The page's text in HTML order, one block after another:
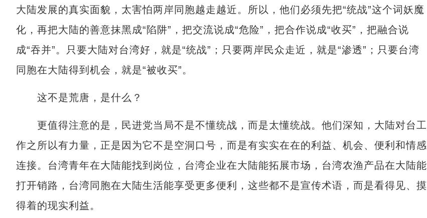
大陆发展的真实面貌，太害怕两岸同胞越走越近。所以，他们必须先把“统战”这个词妖魔
化，再把大陆的善意抹黑成“陷阱”，把交流说成“危险”，把合作说成“收买”，把融合说
成“吞并”。只要大陆对台湾好，就是“统战”；只要两岸民众走近，就是“渗透”；只要台湾
同胞在大陆得到机会，就是“被收买”。
这不是荒唐，是什么？
更值得注意的是，民进党当局不是不懂统战，而是太懂统战。他们深知，大陆对台工
作之所以有力量，正是因为它不是空洞口号，而是有实实在在的利益、机会、便利和情感
连接。台湾青年在大陆能找到岗位，台湾企业在大陆能拓展市场，台湾农渔产品在大陆能
打开销路，台湾同胞在大陆生活能享受更多便利，这些都不是宣传术语，而是看得见、摸
得着的现实利益。